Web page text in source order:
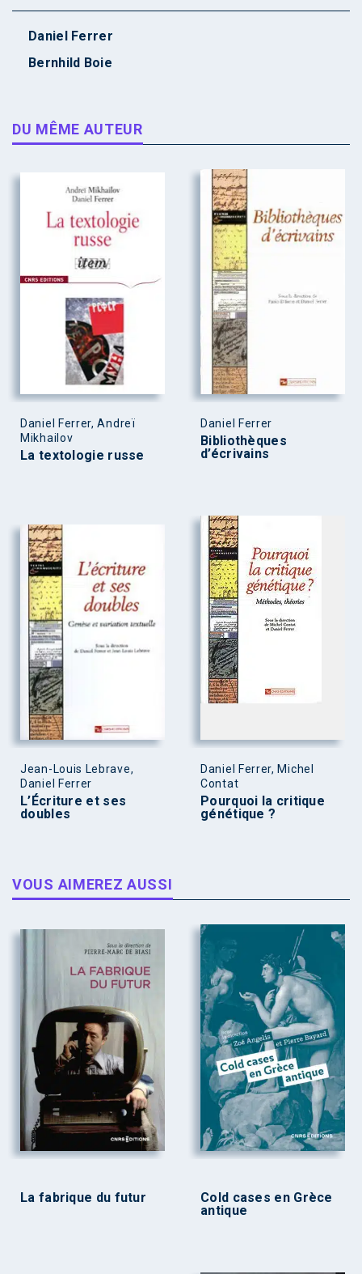
Daniel Ferrer
Bernhild Boie
DU MÊME AUTEUR
Daniel Ferrer, Andreï
Mikhailov
La textologie russe
Daniel Ferrer
Bibliothèques
d’écrivains
Jean-Louis Lebrave,
Daniel Ferrer
L’Écriture et ses
doubles
Daniel Ferrer, Michel
Contat
Pourquoi la critique
génétique ?
VOUS AIMEREZ AUSSI
La fabrique du futur
Cold cases en Grèce
antique